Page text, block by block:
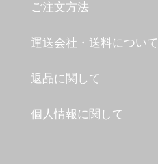
ご注文方法
運送会社・送料について
返品に関して
個人情報に関して